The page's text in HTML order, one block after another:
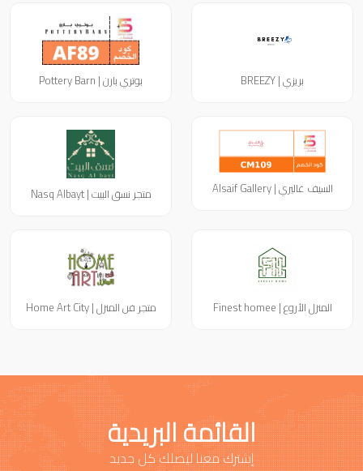
بريزي | BREEZY بوتري بارن | Pottery Barn
السيف غاليري | Alsaif Gallery متجر نسق البيت | Nasq Albayt
المنزل الأروع | Finest homee متجر فن المنزل | Home Art City
القائمة البريدية
إشترك معنا ليصلك كل جديد